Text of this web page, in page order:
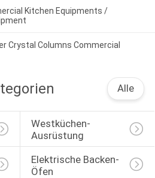
Kitchen Equipments /
Crystal Columns Commercial
Alle
Westküchen-
Ausrüstung
Elektrische Backen-
Öfen